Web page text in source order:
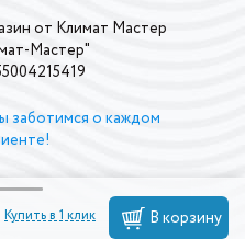
Купить в 1 клик В корзину
от Климат Мастер
Мастер"
заботимся о каждом